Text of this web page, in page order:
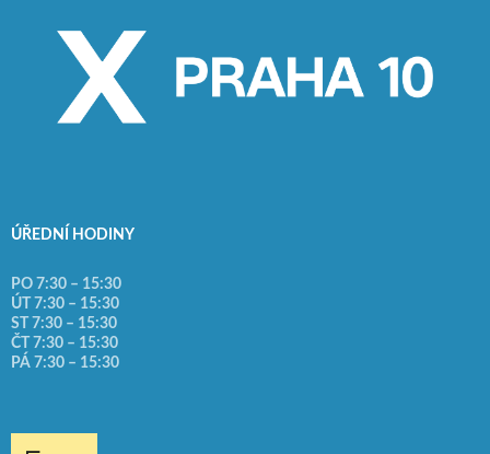
ÚŘEDNÍ HODINY
PO 7:30 – 15:30
ÚT 7:30 – 15:30
ST 7:30 – 15:30
ČT 7:30 – 15:30
PÁ 7:30 – 15:30